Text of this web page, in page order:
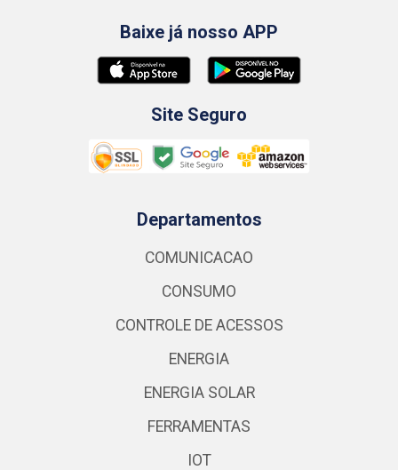
Baixe já nosso APP
Site Seguro
Departamentos
COMUNICACAO
CONSUMO
CONTROLE DE ACESSOS
ENERGIA
ENERGIA SOLAR
FERRAMENTAS
IOT